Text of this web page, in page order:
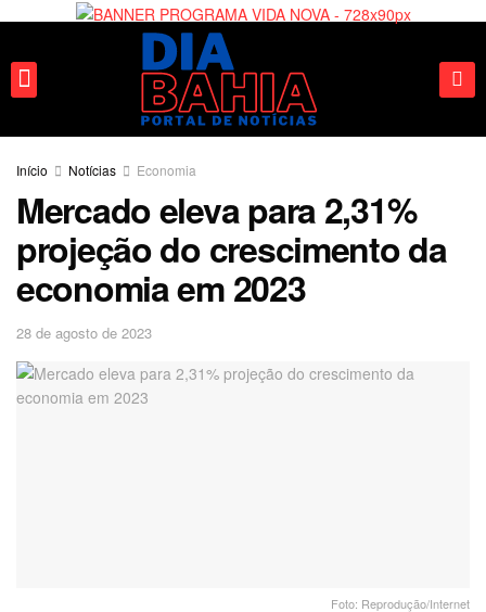
Início Notícias Economia
Mercado eleva para 2,31%
projeção do crescimento da
economia em 2023
28 de agosto de 2023
Foto: Reprodução/Internet